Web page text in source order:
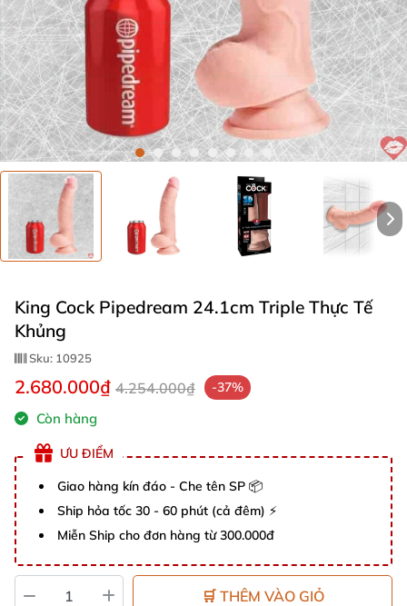
King Cock Pipedream 24.1cm Triple Thực Tế
Khủng
Sku: 10925
2.680.000₫ 4.254.000₫ -37%
Còn hàng
ƯU ĐIỂM
Giao hàng kín đáo - Che tên SP 📦
Ship hỏa tốc 30 - 60 phút (cả đêm) ⚡
Miễn Ship cho đơn hàng từ 300.000đ
🛒 THÊM VÀO GIỎ